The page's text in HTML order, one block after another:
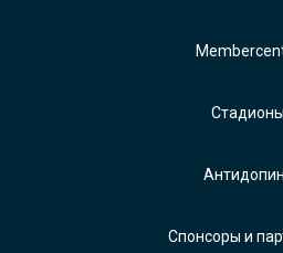
Стадионы
Спонсоры и